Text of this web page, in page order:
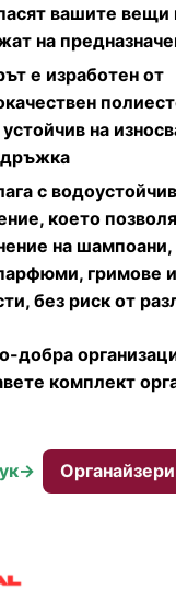
вашите вещи
на
е изработен от
на
с
което
на шампоани,
гримове
без риск от
добра
комплект
> Органайзери